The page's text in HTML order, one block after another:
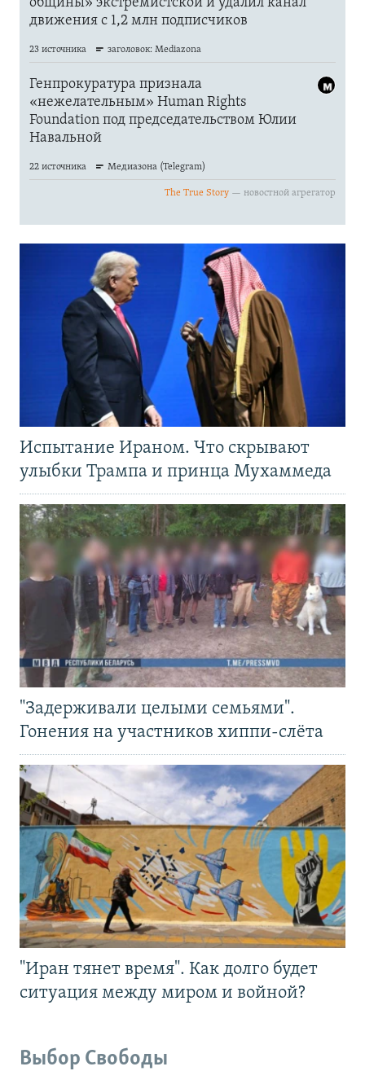
Испытание Ираном. Что скрывают
улыбки Трампа и принца Мухаммеда
"Задерживали целыми семьями".
Гонения на участников хиппи-слёта
"Иран тянет время". Как долго будет
ситуация между миром и войной?
Выбор Свободы